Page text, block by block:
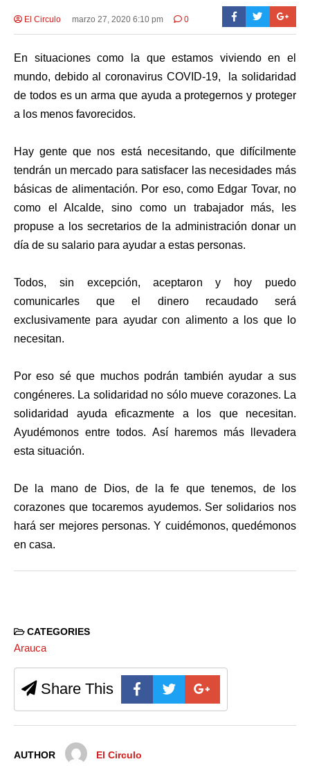
El Circulo marzo 27, 2020 6:10 pm 0
En situaciones como la que estamos viviendo en el
mundo, debido al coronavirus COVID-19, la solidaridad
de todos es un arma que ayuda a protegernos y proteger
a los menos favorecidos.
Hay gente que nos está necesitando, que difícilmente
tendrán un mercado para satisfacer las necesidades más
básicas de alimentación. Por eso, como Edgar Tovar, no
como el Alcalde, sino como un trabajador más, les
propuse a los secretarios de la administración donar un
día de su salario para ayudar a estas personas.
Todos, sin excepción, aceptaron y hoy puedo
comunicarles que el dinero recaudado será
exclusivamente para ayudar con alimento a los que lo
necesitan.
Por eso sé que muchos podrán también ayudar a sus
congéneres. La solidaridad no sólo mueve corazones. La
solidaridad ayuda eficazmente a los que necesitan.
Ayudémonos entre todos. Así haremos más llevadera
esta situación.
De la mano de Dios, de la fe que tenemos, de los
corazones que tocaremos ayudemos. Ser solidarios nos
hará ser mejores personas. Y cuidémonos, quedémonos
en casa.
CATEGORIES
Arauca
Share This
AUTHOR El Circulo